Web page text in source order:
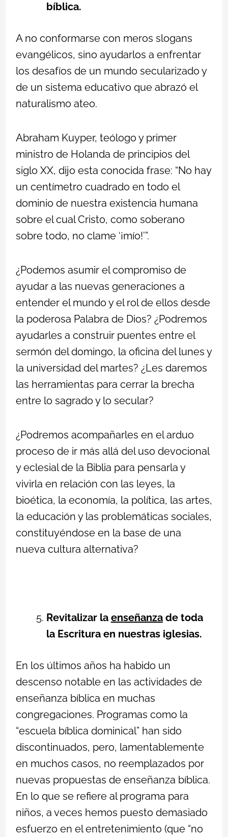
bíblica.
A no conformarse con meros slogans
evangélicos, sino ayudarlos a enfrentar
los desafíos de un mundo secularizado y
de un sistema educativo que abrazó el
naturalismo ateo.
Abraham Kuyper, teólogo y primer
ministro de Holanda de principios del
siglo XX, dijo esta conocida frase: “No hay
un centímetro cuadrado en todo el
dominio de nuestra existencia humana
sobre el cual Cristo, como soberano
sobre todo, no clame ‘¡mío!’”.
¿Podemos asumir el compromiso de
ayudar a las nuevas generaciones a
entender el mundo y el rol de ellos desde
la poderosa Palabra de Dios? ¿Podremos
ayudarles a construir puentes entre el
sermón del domingo, la oficina del lunes y
la universidad del martes? ¿Les daremos
las herramientas para cerrar la brecha
entre lo sagrado y lo secular?
¿Podremos acompañarles en el arduo
proceso de ir más allá del uso devocional
y eclesial de la Biblia para pensarla y
vivirla en relación con las leyes, la
bioética, la economía, la política, las artes,
la educación y las problemáticas sociales,
constituyéndose en la base de una
nueva cultura alternativa?
Revitalizar la enseñanzade toda
la Escritura en nuestras iglesias.
En los últimos años ha habido un
descenso notable en las actividades de
enseñanza bíblica en muchas
congregaciones. Programas como la
“escuela bíblica dominical” han sido
discontinuados, pero, lamentablemente
en muchos casos, no reemplazados por
nuevas propuestas de enseñanza bíblica.
En lo que se refiere al programa para
niños, a veces hemos puesto demasiado
esfuerzo en el entretenimiento (que “no